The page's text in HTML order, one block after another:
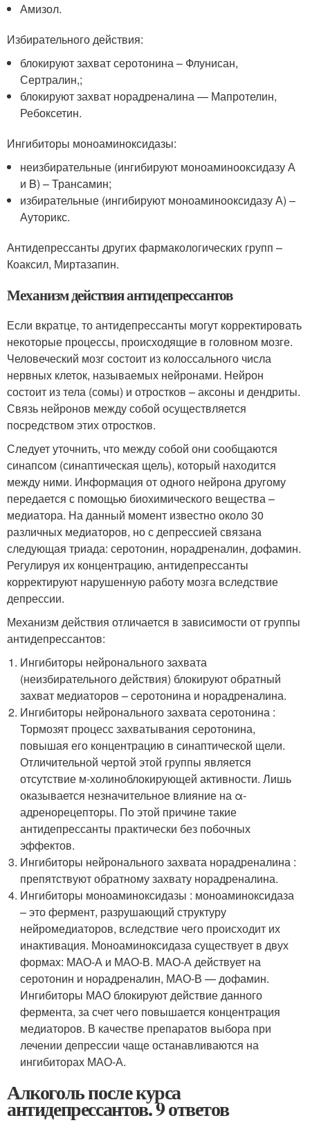
Амизол.
Избирательного действия:
блокируют захват серотонина – Флунисан,
Сертралин,;
блокируют захват норадреналина — Мапротелин,
Ребоксетин.
Ингибиторы моноаминоксидазы:
неизбирательные (ингибируют моноаминооксидазу А
и B) – Трансамин;
избирательные (ингибируют моноаминооксидазу А) –
Ауторикс.
Антидепрессанты других фармакологических групп –
Коаксил, Миртазапин.
Механизм действия антидепрессантов
Если вкратце, то антидепрессанты могут корректировать
некоторые процессы, происходящие в головном мозге.
Человеческий мозг состоит из колоссального числа
нервных клеток, называемых нейронами. Нейрон
состоит из тела (сомы) и отростков – аксоны и дендриты.
Связь нейронов между собой осуществляется
посредством этих отростков.
Следует уточнить, что между собой они сообщаются
синапсом (синаптическая щель), который находится
между ними. Информация от одного нейрона другому
передается с помощью биохимического вещества –
медиатора. На данный момент известно около 30
различных медиаторов, но с депрессией связана
следующая триада: серотонин, норадреналин, дофамин.
Регулируя их концентрацию, антидепрессанты
корректируют нарушенную работу мозга вследствие
депрессии.
Механизм действия отличается в зависимости от группы
антидепрессантов:
Ингибиторы нейронального захвата
(неизбирательного действия) блокируют обратный
захват медиаторов – серотонина и норадреналина.
Ингибиторы нейронального захвата серотонина :
Тормозят процесс захватывания серотонина,
повышая его концентрацию в синаптической щели.
Отличительной чертой этой группы является
отсутствие м-холиноблокирующей активности. Лишь
оказывается незначительное влияние на α-
адренорецепторы. По этой причине такие
антидепрессанты практически без побочных
эффектов.
Ингибиторы нейронального захвата норадреналина :
препятствуют обратному захвату норадреналина.
Ингибиторы моноаминоксидазы : моноаминоксидаза
– это фермент, разрушающий структуру
нейромедиаторов, вследствие чего происходит их
инактивация. Моноаминоксидаза существует в двух
формах: МАО-А и МАО-В. МАО-А действует на
серотонин и норадреналин, МАО-В — дофамин.
Ингибиторы МАО блокируют действие данного
фермента, за счет чего повышается концентрация
медиаторов. В качестве препаратов выбора при
лечении депрессии чаще останавливаются на
ингибиторах МАО-А.
Алкоголь после курса
антидепрессантов. 9 ответов